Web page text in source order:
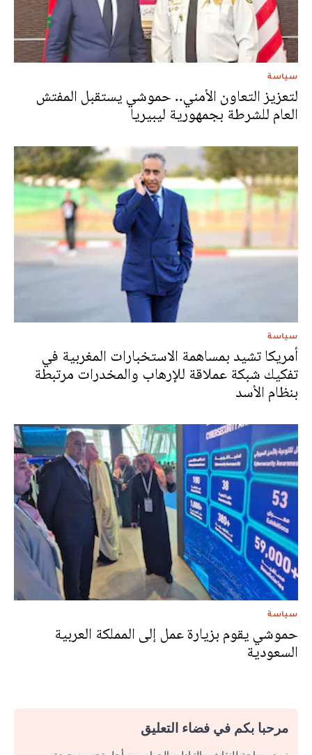
سياسة
لتعزيز التعاون الأمني.. حموشي يستقبل المفتش
العام للشرطة بجمهورية ليبيريا
سياسة
أمريكا تشيد بمساهمة الاستخبارات المغربية في
تفكيك شبكة عملاقة للإرهاب والمخدرات مرتبطة
بنظام الأسد
سياسة
حموشي يقوم بزيارة عمل إلى المملكة العربية
السعودية
مرحبا بكم في فضاء التعليق